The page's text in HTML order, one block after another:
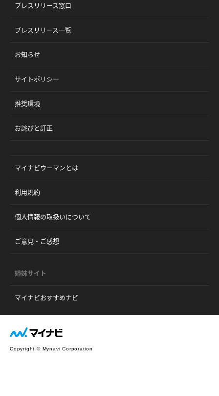
プレスリリース窓口
プレスリリース一覧
お知らせ
サイトポリシー
推奨環境
お詫びと訂正
マイナビウーマンとは
利用規約
個人情報の取扱いについて
ご意見・ご感想
姉妹サイト
マイナビおすすめナビ
Copyright © Mynavi Corporation